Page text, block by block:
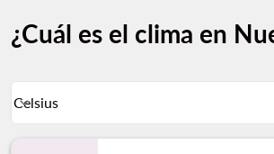
¿Cuál es el clima en
Celsius
keyboard_arrow_down